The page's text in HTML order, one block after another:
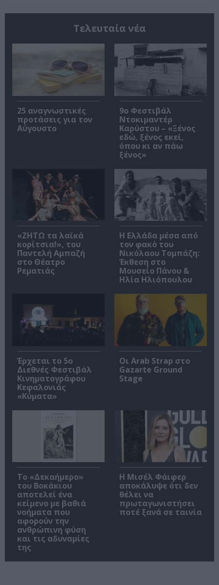
Τελευταία νέα
25 αναγνωστικές
προτάσεις για τον
Αύγουστο
9ο Φεστιβάλ
Ντοκιμαντέρ
Καρύστου – «Ξένος
εδώ, ξένος εκεί,
όπου κι αν πάω
ξένος»
«ΖΗΤΩ τα λαϊκά
κορίτσια!», του
Παντελή Αμπαζή
στο Θέατρο
Ρεματιάς
Η Ελλάδα μέσα από
τον φακό του
Νικόλαου Τομπάζη:
Έκθεση στο
Μουσείο Πάνου &
Ηλία Ηλιόπουλου
Έρχεται το 5ο
Διεθνές Φεστιβάλ
Κινηματογράφου
Κεφαλονιάς
«Κύματα»
Οι Arab Strap στο
Gazarte Ground
Stage
Το «Δεκαήμερο»
του Βοκάκιου
αποτελεί ένα
κείμενο με βαθιά
νοήματα που
αφορούν την
ανθρώπινη φύση
και τις αδυναμίες
της
Η Μισέλ Φάιφερ
αποκάλυψε ότι δεν
θέλει να
πρωταγωνιστήσει
ποτέ ξανά σε ταινία